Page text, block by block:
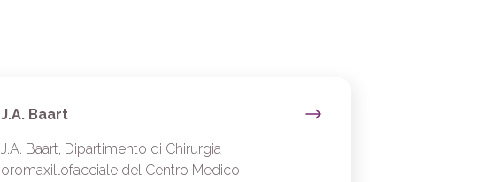
J.A. Baart
J.A. Baart, Dipartimento di Chirurgia
oromaxillofacciale del Centro Medico